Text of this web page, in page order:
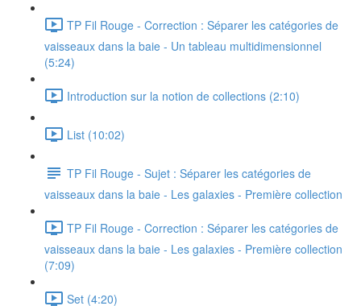
TP Fil Rouge - Correction : Séparer les catégories de
vaisseaux dans la baie - Un tableau multidimensionnel
(5:24)
Introduction sur la notion de collections (2:10)
List (10:02)
TP Fil Rouge - Sujet : Séparer les catégories de
vaisseaux dans la baie - Les galaxies - Première collection
TP Fil Rouge - Correction : Séparer les catégories de
vaisseaux dans la baie - Les galaxies - Première collection
(7:09)
Set (4:20)